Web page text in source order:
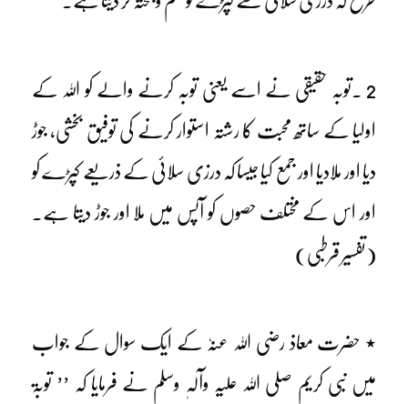
2 ۔توبہ حقیقی نے اسے یعنی توبہ کرنے والے کو اللہ کے
اولیا کے ساتھ محبت کا رشتہ استوار کرنے کی توفیق بخشی، جوڑ
دیا اور ملادیا اور جمع کیا جیسا کہ درزی سلائی کے ذریعے کپڑے کو
اور اس کے مختلف حصوں کو آپس میں ملا اور جوڑ دیتا ہے۔
(تفسیر قرطبی)
٭ حضرت معاذ رضی اللہ عنہٗ کے ایک سوال کے جواب
میں نبی کریم صلی اللہ علیہ وآلہٖ وسلم نے فرمایا کہ ’’ توبۃ